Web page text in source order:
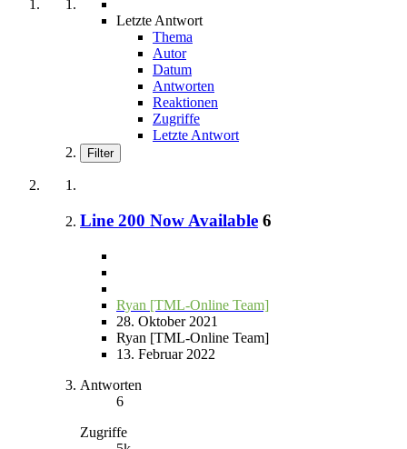
Letzte Antwort
Thema
Autor
Datum
Antworten
Reaktionen
Zugriffe
Letzte Antwort
Filter
Line 200 Now Available 6
Ryan [TML-Online Team]
28. Oktober 2021
Ryan [TML-Online Team]
13. Februar 2022
Antworten
6
Zugriffe